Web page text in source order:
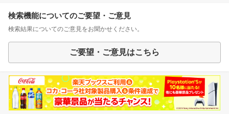
検索機能についてのご要望・ご意見
検索結果についてのご意見をお聞かせください。
ご要望・ご意見はこちら